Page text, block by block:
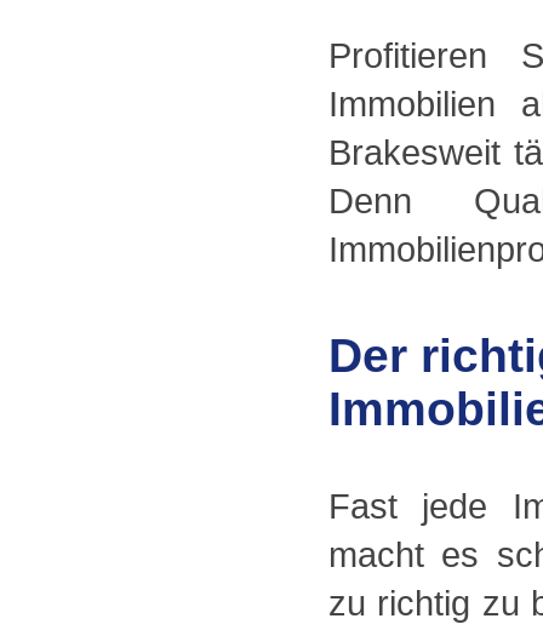
Profitieren
Immobilien
Brakesweit
Denn
Der
Fast jede
macht es
zu richtig zu